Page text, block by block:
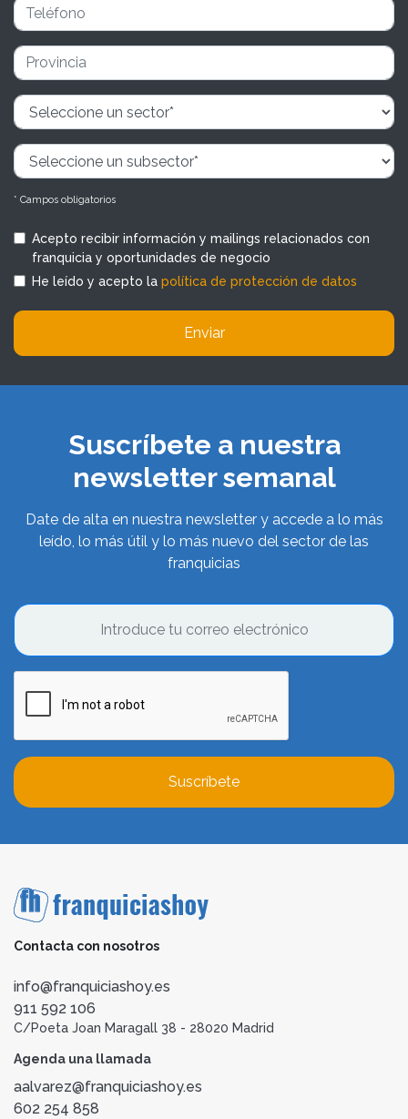
* Campos obligatorios
Acepto recibir información y mailings relacionados con
franquicia y oportunidades de negocio
He leído y acepto la política de protección de datos
Enviar
Suscríbete a nuestra
newsletter semanal
Date de alta en nuestra newsletter y accede a lo más
leído, lo más útil y lo más nuevo del sector de las
franquicias
Suscríbete
Contacta con nosotros
info@franquiciashoy.es
911 592 106
C/Poeta Joan Maragall 38 - 28020 Madrid
Agenda una llamada
aalvarez@franquiciashoy.es
602 254 858